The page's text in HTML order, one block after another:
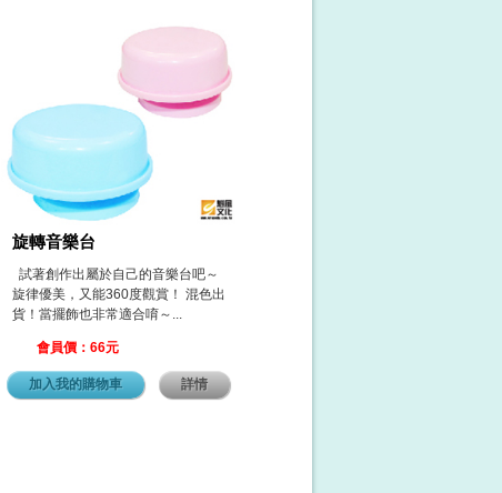
旋轉音樂台
試著創作出屬於自己的音樂台吧～
旋律優美，又能360度觀賞！ 混色出
貨！當擺飾也非常適合唷～...
會員價：66元
加入我的購物車 詳情